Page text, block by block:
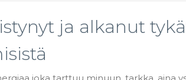
ja alkanut